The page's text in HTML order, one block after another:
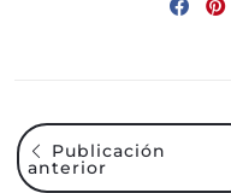
Publicación
anterior